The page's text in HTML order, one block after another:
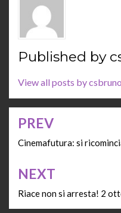
Published by
View all posts by csbruno
Navigazione
articoli
PREV
Cinemafutura: si
NEXT
Riace non si arresta! 2